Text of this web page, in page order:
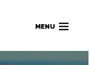
MENU